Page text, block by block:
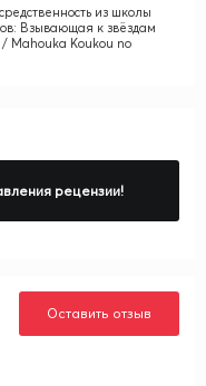
из школы
Взывающая к звёздам
/ Mahouka Koukou no
рецензии!
Оставить отзыв